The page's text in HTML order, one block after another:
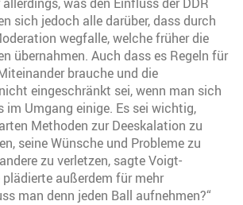
sich jedoch alle darüber, dass durch
wegfalle, welche früher die
übernahmen. Auch dass es Regeln für
brauche und die
eingeschränkt sei, wenn man sich
im Umgang einige. Es sei wichtig,
Methoden zur Deeskalation zu
seine Wünsche und Probleme zu
zu verletzen, sagte Voigt-
außerdem für mehr
man denn jeden Ball aufnehmen?“